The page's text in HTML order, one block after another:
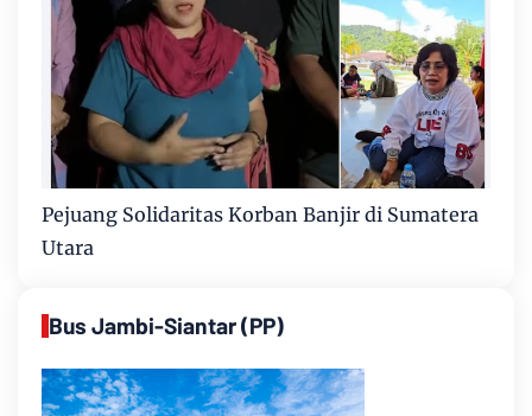
Pejuang Solidaritas Korban Banjir di Sumatera
Utara
Bus Jambi-Siantar (PP)